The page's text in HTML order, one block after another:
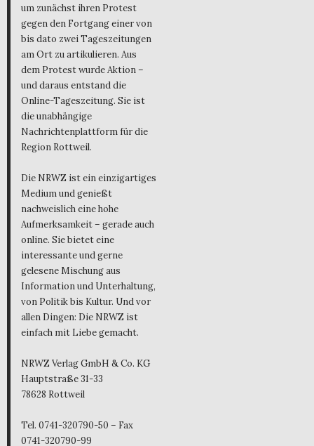
um zunächst ihren Protest
gegen den Fortgang einer von
bis dato zwei Tageszeitungen
am Ort zu artikulieren. Aus
dem Protest wurde Aktion –
und daraus entstand die
Online-Tageszeitung. Sie ist
die unabhängige
Nachrichtenplattform für die
Region Rottweil.
Die NRWZ ist ein einzigartiges
Medium und genießt
nachweislich eine hohe
Aufmerksamkeit – gerade auch
online. Sie bietet eine
interessante und gerne
gelesene Mischung aus
Information und Unterhaltung,
von Politik bis Kultur. Und vor
allen Dingen: Die NRWZ ist
einfach mit Liebe gemacht.
NRWZ Verlag GmbH & Co. KG
Hauptstraße 31-33
78628 Rottweil
Tel. 0741-320790-50 – Fax
0741-320790-99